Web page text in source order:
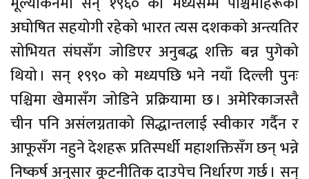
अघोषित सहयोगी रहेको भारत त्यस दशकको अन्त्यतिर
सोभियत संघसँग जोडिएर अनुबद्ध शक्ति बन्न पुगेको
थियो । सन् १९९० को मध्यपछि भने नयाँ दिल्ली पुनः
पश्चिमा खेमासँग जोडिने प्रक्रियामा छ । अमेरिकाजस्तै
चीन पनि असंलग्नताको सिद्धान्तलाई स्वीकार गर्दैन र
आफूसँग नहुने देशहरू प्रतिस्पर्धी महाशक्तिसँग छन् भन्ने
निष्कर्ष अनुसार कूटनीतिक दाउपेच निर्धारण गर्छ । सन्